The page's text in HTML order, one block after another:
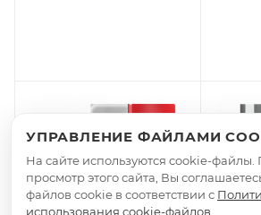
УПРАВЛЕНИЕ ФАЙЛАМИ
На сайте используются cookie-
просмотр этого сайта, Вы
файлов cookie в соответствии с
использования cookie-файлов